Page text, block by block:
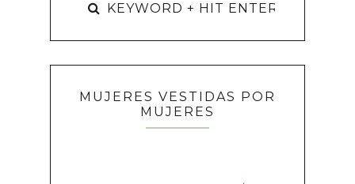
MUJERES VESTIDAS POR
MUJERES